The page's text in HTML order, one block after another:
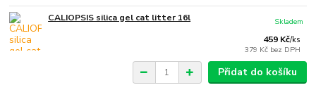
CALIOPSIS silica gel cat litter 16l
459 Kč/ks
379 Kč bez DPH
Skladem
Přidat do košíku